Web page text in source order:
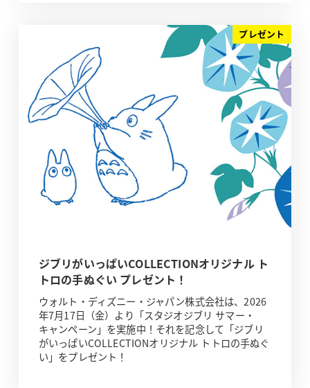
プレゼント
ジブリがいっぱいCOLLECTIONオリジナル ト
トロの手ぬぐい プレゼント！
ウォルト・ディズニー・ジャパン株式会社は、2026
年7月17日（金）より「スタジオジブリ サマー・
キャンペーン」を実施中！それを記念して「ジブリ
がいっぱいCOLLECTIONオリジナル トトロの手ぬぐ
い」をプレゼント！